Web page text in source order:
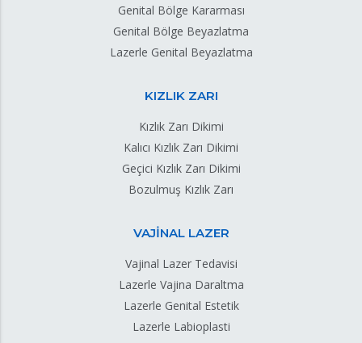
Genital Bölge Kararması
Genital Bölge Beyazlatma
Lazerle Genital Beyazlatma
KIZLIK ZARI
Kızlık Zarı Dikimi
Kalıcı Kızlık Zarı Dikimi
Geçici Kızlık Zarı Dikimi
Bozulmuş Kızlık Zarı
VAJİNAL LAZER
Vajinal Lazer Tedavisi
Lazerle Vajina Daraltma
Lazerle Genital Estetik
Lazerle Labioplasti